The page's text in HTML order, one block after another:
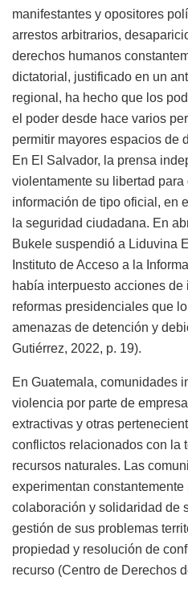
manifestantes y opositores
arrestos arbitrarios,
derechos humanos
dictatorial, justificado en un
regional, ha hecho que los
el poder desde hace varios
permitir mayores espacios de
En El Salvador, la prensa
violentamente su libertad para
información de tipo oficial, en
la seguridad ciudadana. En
Bukele suspendió a Liduvina
Instituto de Acceso a la
había interpuesto acciones
reformas presidenciales que
amenazas de detención y
Gutiérrez, 2022, p. 19).
En Guatemala, comunidades
violencia por parte de
extractivas y otras
conflictos relacionados con la
recursos naturales. Las
experimentan
colaboración y solidaridad de
gestión de sus problemas
propiedad y resolución de
recurso (Centro de Derechos